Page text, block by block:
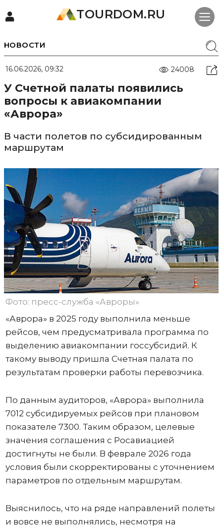
TOURDOM.RU
НОВОСТИ
16.06.2026, 09:32 24008
У Счетной палаты появились
вопросы к авиакомпании
«Аврора»
В части полетов по субсидированным
маршрутам
Фото: пресс-служба «Авроры»
«Аврора» в 2025 году выполнила меньше
рейсов, чем предусматривала программа по
выделению авиакомпании госсубсидий. К
такому выводу пришла Счетная палата по
результатам проверки работы перевозчика.
По данным аудиторов, «Аврора» выполнила
7012 субсидируемых рейсов при плановом
показателе 7300. Таким образом, целевые
значения соглашения с Росавиацией
достигнуты не были. В феврале 2026 года
условия были скорректированы с уточнением
параметров по отдельным маршрутам.
Выяснилось, что на ряде направлений полеты
и вовсе не выполнялись, несмотря на